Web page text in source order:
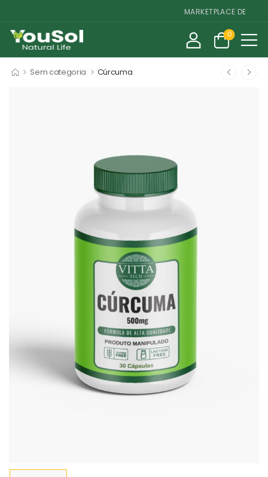
MARKETPLACE DE
0
> Sem categoria > Cúrcuma